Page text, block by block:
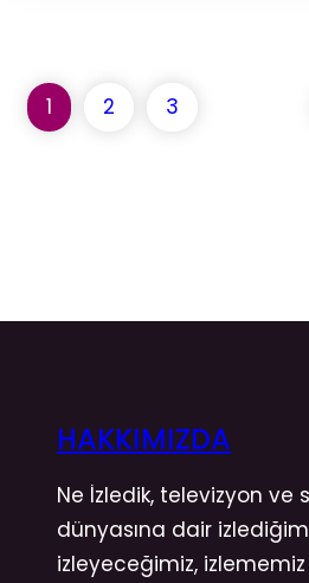
1 2 3
HAKKIMIZDA
Ne İzledik, televizyon ve
dünyasına dair
izleyeceğimiz,